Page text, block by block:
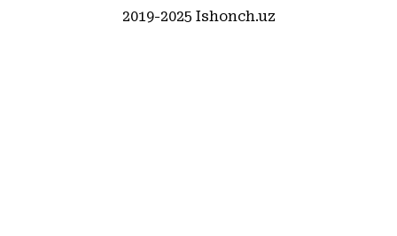
2019-2025 Ishonch.uz